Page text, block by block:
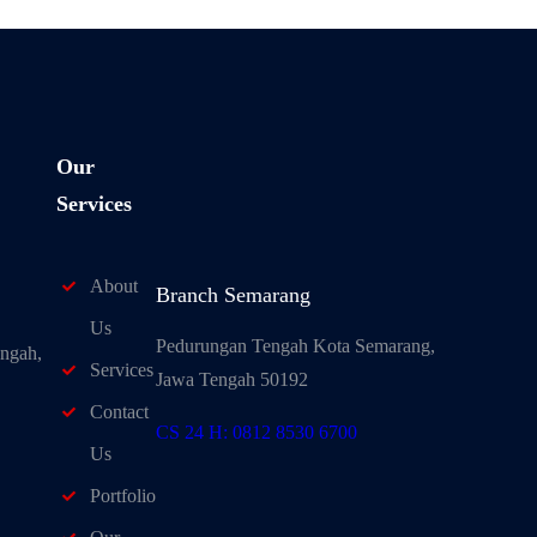
Our
Services
About
Us
Services
Contact
Us
Portfolio
Branch Semarang
Pedurungan Tengah Kota Semarang,
Jawa Tengah 50192
CS 24 H: 0812 8530 6700